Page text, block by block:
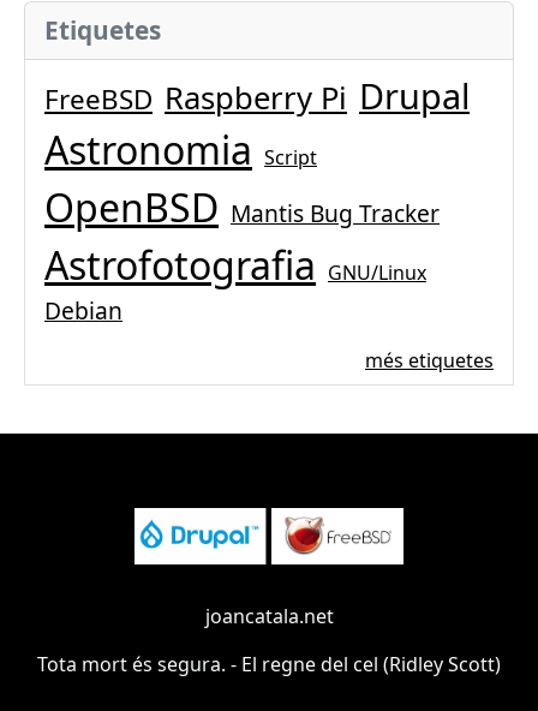
Etiquetes
FreeBSD Raspberry Pi Drupal
Astronomia Script
OpenBSD Mantis Bug Tracker
Astrofotografia GNU/Linux
Debian
més etiquetes
joancatala.net
Tota mort és segura. - El regne del cel (Ridley Scott)